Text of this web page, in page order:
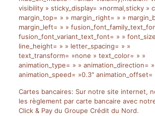
visibility » sticky_display= »normal,sticky »
margin_top= » » margin_right= » »
margin_left= » »
fusion_font_variant_text_font= » »
line_height= » » letter_spacing= » »
text_transform= »none » text_color= » »
animation_type= » » animation_direction=
animation_speed= »0.3″ animation_offset=
Cartes bancaires: Sur notre site internet,
les règlement par carte bancaire avec
Click & Pay du Groupe Crédit du Nord.